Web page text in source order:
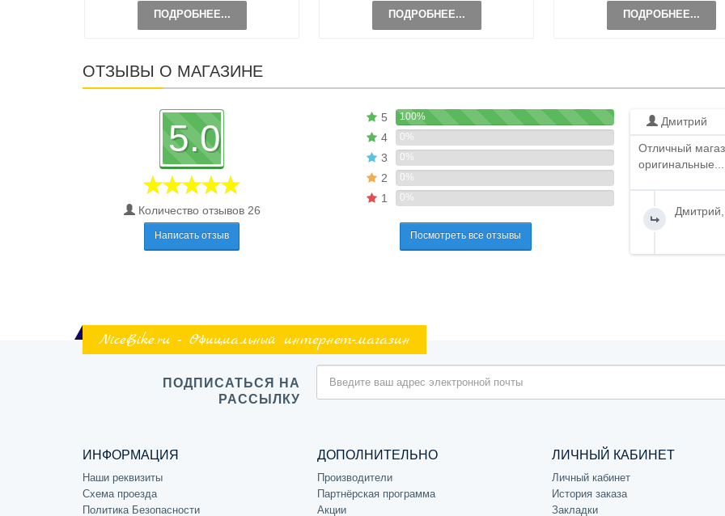
ПОДРОБНЕЕ... ПОДРОБНЕЕ... ПОДРОБНЕЕ...
ОТЗЫВЫ О МАГАЗИНЕ
5.0
Количество отзывов 26
Написать отзыв
5 100%
4 0%
3 0%
2 0%
1 0%
Посмотреть все отзывы
Дмитрий
Отличный
оригинальные...
NiceBike.ru - Официальный интернет-магазин
ПОДПИСАТЬСЯ НА
РАССЫЛКУ
ИНФОРМАЦИЯ
Наши реквизиты
Схема проезда
Политика Безопасности
ДОПОЛНИТЕЛЬНО
Производители
Партнёрская программа
Акции
ЛИЧНЫЙ КАБИНЕТ
Личный кабинет
История заказа
Закладки